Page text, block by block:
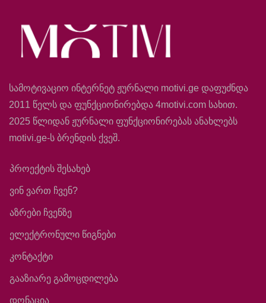
სამოტივაციო ინტერნეტ ჟურნალი motivi.ge დაფუძნდა
2011 წელს და ფუნქციონირებდა 4motivi.com სახით.
2025 წლიდან ჟურნალი ფუნქციონირებას ანახლებს
motivi.ge-ს ბრენდის ქვეშ.
პროექტის შესახებ
ვინ ვართ ჩვენ?
აზრები ჩვენზე
ელექტრონული წიგნები
კონტაქტი
გააზიარე გამოცდილება
დონაცია